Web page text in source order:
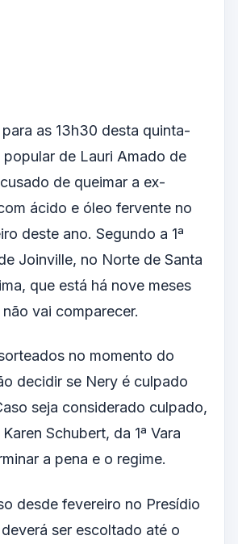
as 13h30 desta quinta-
popular de Lauri Amado de
de queimar a ex-
ácido e óleo fervente no
deste ano. Segundo a 1ª
Joinville, no Norte de Santa
que está há nove meses
vai comparecer.
no momento do
decidir se Nery é culpado
seja considerado culpado,
Schubert, da 1ª Vara
a pena e o regime.
desde fevereiro no Presídio
ser escoltado até o